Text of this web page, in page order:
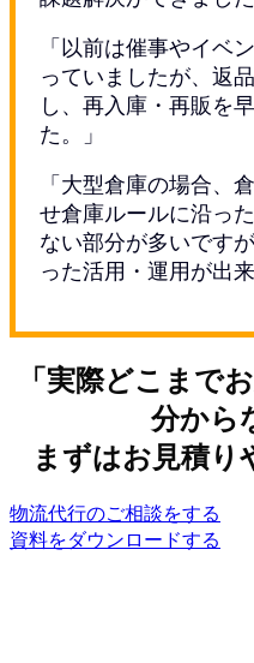
「以前は催事やイベ
っていましたが、返
し、再入庫・再販を
た。」
「大型倉庫の場合、
せ倉庫ルールに沿っ
ない部分が多いです
った活用・運用が出来
「実際どこまで
分から
まずはお見積り
物流代行のご相談をする
資料をダウンロードする